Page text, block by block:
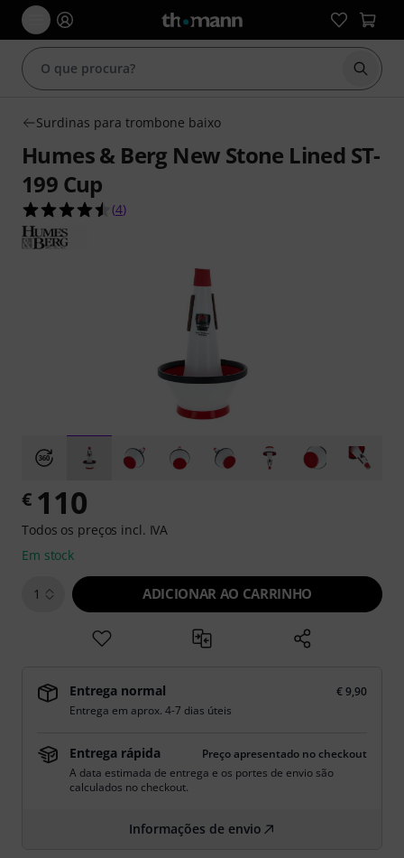
Iniciar
Surdinas para trombone baixo
Humes & Berg New Stone Lined ST-
199 Cup
4.5 de 5 estrelas de 4 avaliações de clientes
(4)
€ 110
Todos os preços incl. IVA
Em stock
1 ADICIONAR AO CARRINHO
Entrega normal
€ 9,90
Entrega em aprox. 4-7 dias úteis
Entrega rápida
Preço apresentado no checkout
A data estimada de entrega e os portes de envio são
calculados no checkout.
Informações de envio